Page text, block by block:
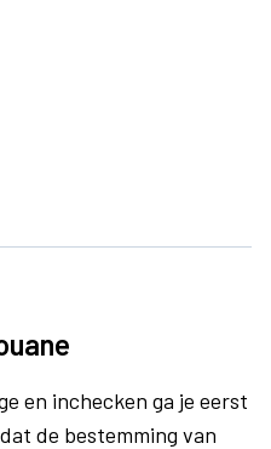
en inchecken ga je eerst
de bestemming van